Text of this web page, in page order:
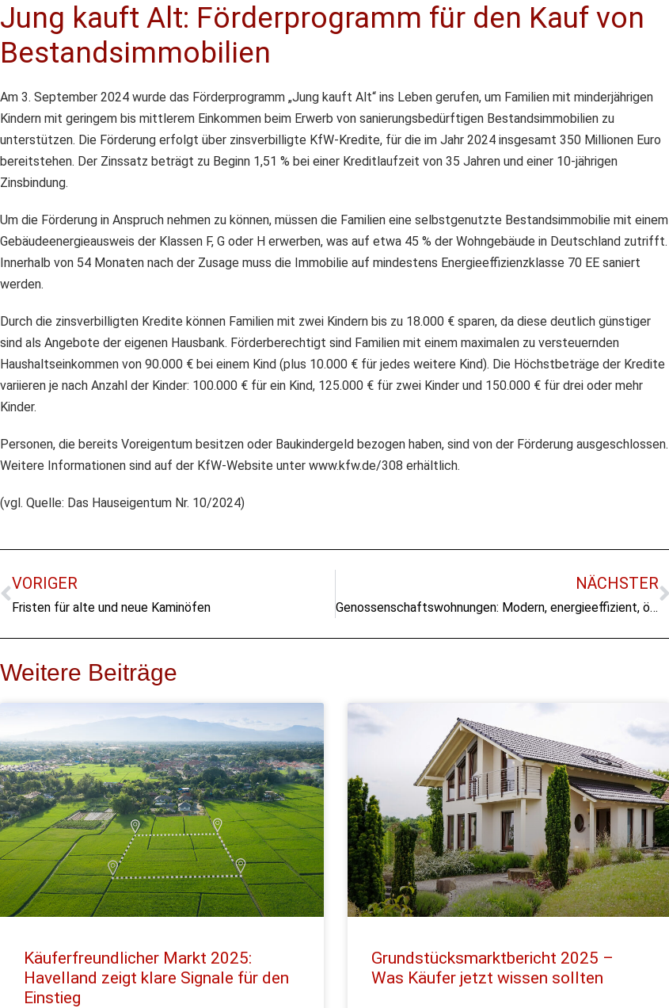
Jung kauft Alt: Förderprogramm für den Kauf von
Bestandsimmobilien
Am 3. September 2024 wurde das Förderprogramm „Jung kauft Alt“ ins Leben gerufen, um Familien mit minderjährigen
Kindern mit geringem bis mittlerem Einkommen beim Erwerb von sanierungsbedürftigen Bestandsimmobilien zu
unterstützen. Die Förderung erfolgt über zinsverbilligte KfW-Kredite, für die im Jahr 2024 insgesamt 350 Millionen Euro
bereitstehen. Der Zinssatz beträgt zu Beginn 1,51 % bei einer Kreditlaufzeit von 35 Jahren und einer 10-jährigen
Zinsbindung.
Um die Förderung in Anspruch nehmen zu können, müssen die Familien eine selbstgenutzte Bestandsimmobilie mit einem
Gebäudeenergieausweis der Klassen F, G oder H erwerben, was auf etwa 45 % der Wohngebäude in Deutschland zutrifft.
Innerhalb von 54 Monaten nach der Zusage muss die Immobilie auf mindestens Energieeffizienzklasse 70 EE saniert
werden.
Durch die zinsverbilligten Kredite können Familien mit zwei Kindern bis zu 18.000 € sparen, da diese deutlich günstiger
sind als Angebote der eigenen Hausbank. Förderberechtigt sind Familien mit einem maximalen zu versteuernden
Haushaltseinkommen von 90.000 € bei einem Kind (plus 10.000 € für jedes weitere Kind). Die Höchstbeträge der Kredite
variieren je nach Anzahl der Kinder: 100.000 € für ein Kind, 125.000 € für zwei Kinder und 150.000 € für drei oder mehr
Kinder.
Personen, die bereits Voreigentum besitzen oder Baukindergeld bezogen haben, sind von der Förderung ausgeschlossen.
Weitere Informationen sind auf der KfW-Website unter www.kfw.de/308 erhältlich.
(vgl. Quelle: Das Hauseigentum Nr. 10/2024)
VORIGER
Fristen für alte und neue Kaminöfen
NÄCHSTER
Genossenschaftswohnungen: Modern, energieeffizient, ökologisch und bezahlbar
Weitere Beiträge
Käuferfreundlicher Markt 2025:
Havelland zeigt klare Signale für den
Einstieg
Grundstücksmarktbericht 2025 –
Was Käufer jetzt wissen sollten